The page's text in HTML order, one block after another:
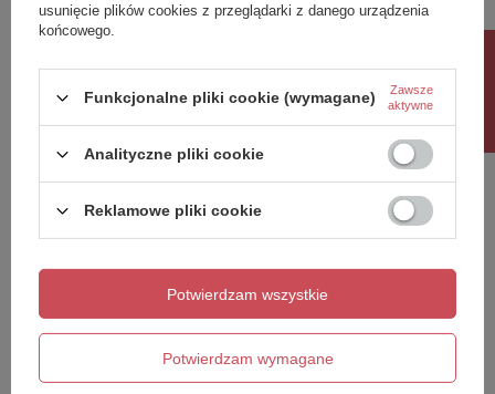
NZ4 Parawan nawannowy
NESTA GUNMETAL
szkło czyste 8mm Active
Essentials E14 LED Golf
Warm White
usunięcie plików cookies z przeglądarki z danego urządzenia
końcowego.
Funkcjonalne pliki cookie (wymagane)
Zawsze
aktywne
Analityczne pliki cookie
Reklamowe pliki cookie
Potwierdzam wymagane
Potwierdzam wszystkie